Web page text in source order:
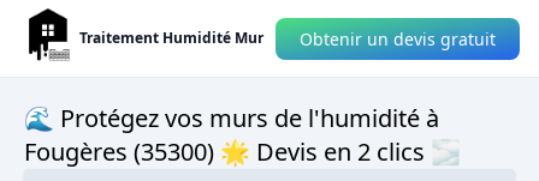
Traitement Humidité Mur Obtenir un devis gratuit
🌊 Protégez vos murs de l'humidité à
Fougères (35300) 🌟 Devis en 2 clics 🌫